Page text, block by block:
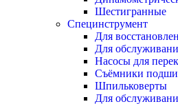
Шестигранные
Специнструмент
Для
Для
Насосы для
Съёмники
Шпильковерты
Для